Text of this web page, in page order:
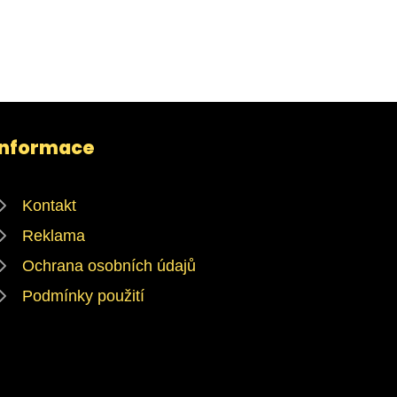
Kontakt
Reklama
Ochrana osobních údajů
Podmínky použití